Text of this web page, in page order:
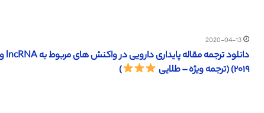
2020-04-13
۲۰۱۹) (ترجمه ویژه – طلایی )